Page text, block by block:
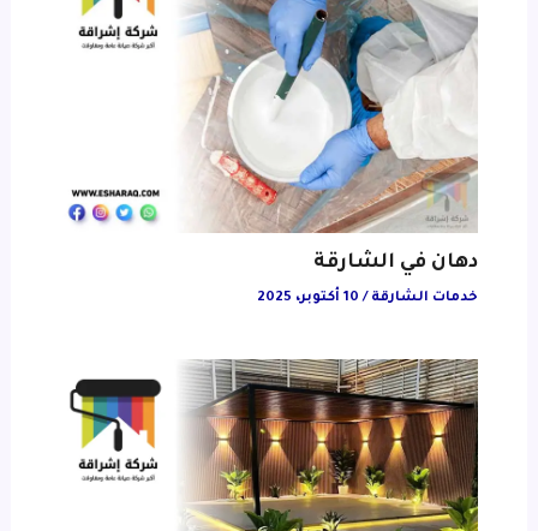
دهان في الشارقة
خدمات الشارقة / 10 أكتوبر، 2025